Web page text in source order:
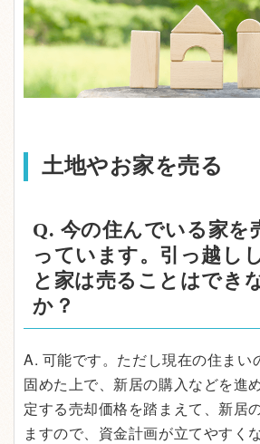
土地やお家を売る
Q. 今の住んでいる家を
っています。引っ越し
と家は売ることはでき
か？
A. 可能です。ただし現在の住まい
固めた上で、新居の購入などを進
定する売却価格を踏まえて、新居
ますので、資金計画が立てやすく